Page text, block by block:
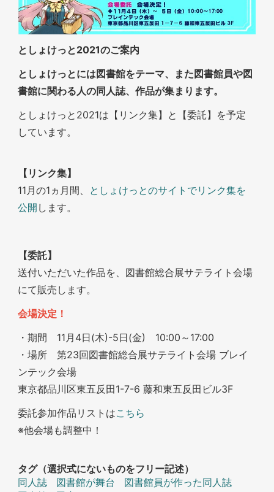
としょけっと2021のご案内
としょけっとには図書館をテーマ、また図書館員や図
書館に関わる人の同人誌、作品が集まります。
としょけっと2021は【リンク集】と【委託】を予定
しています。
【リンク集】
11月の1ヵ月間、 としょけっとのサイトでリンク集を
公開 します。
【委託】
送付いただいた作品を、図書館総合展サテライト会場
にて販売します。
会場決定！
・期間 11月4日(木)-5日(金) 10:00～17:00
・場所 第23回図書館総合展サテライト会場 ブレイ
ンテック会場
東京都品川区東五反田1-7-6 藤和東五反田ビル3F
委託参加作品リストはこちら
※他会場も調整中！
タグ（選択式にないものをフリー記述）
同人誌
図書館が舞台
図書館員が作った同人誌